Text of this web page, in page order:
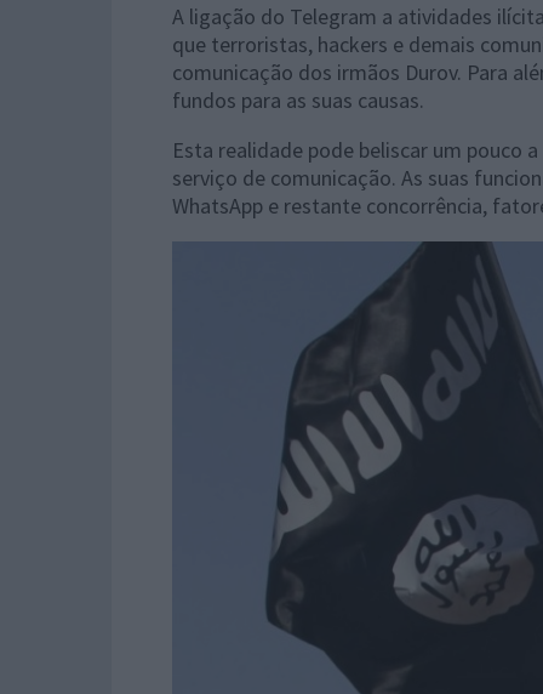
A ligação do Telegram a atividades
que terroristas, hackers e demais
comunicação dos irmãos Durov. Para
fundos para as suas causas.
Esta realidade pode beliscar um pouco
serviço de comunicação. As suas
WhatsApp e restante concorrência,